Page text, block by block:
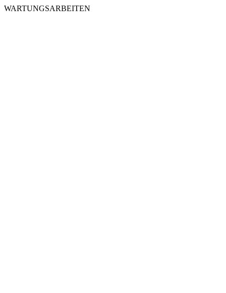
WARTUNGSARBEITEN